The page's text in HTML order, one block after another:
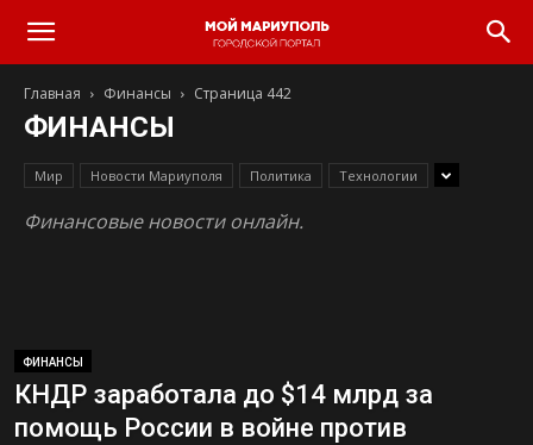
Главная Финансы Страница 442
ФИНАНСЫ
Мир Новости Мариуполя Политика Технологии
Финансовые новости онлайн.
ФИНАНСЫ
КНДР заработала до $14 млрд за
помощь России в войне против